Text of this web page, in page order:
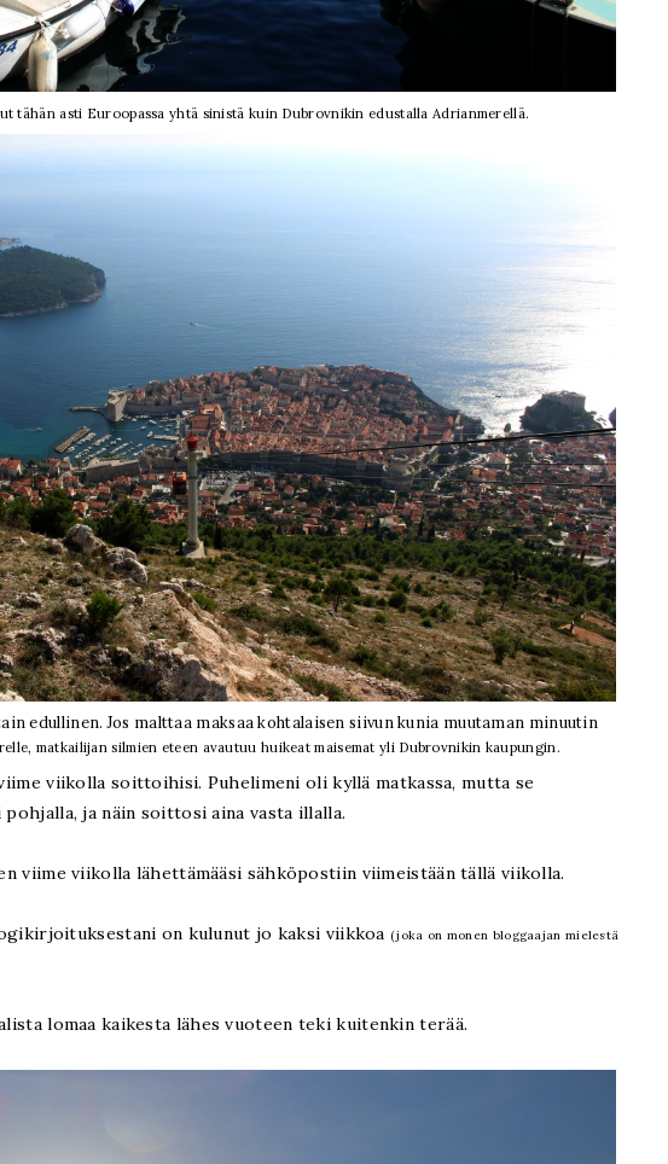
tähän asti Euroopassa yhtä sinistä kuin Dubrovnikin edustalla Adrianmerellä.
edullinen. Jos malttaa maksaa kohtalaisen siivun kunia muutaman minuutin
matkailijan silmien eteen avautuu huikeat maisemat yli Dubrovnikin kaupungin.
viikolla soittoihisi. Puhelimeni oli kyllä matkassa, mutta se
ja näin soittosi aina vasta illalla.
viime viikolla lähettämääsi sähköpostiin viimeistään tällä viikolla.
on kulunut jo kaksi viikkoa (joka on monen bloggaajan mielestä
lomaa kaikesta lähes vuoteen teki kuitenkin terää.